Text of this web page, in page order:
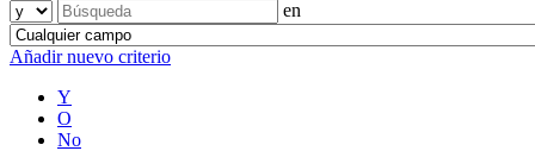
en
Añadir nuevo criterio
Y
O
No